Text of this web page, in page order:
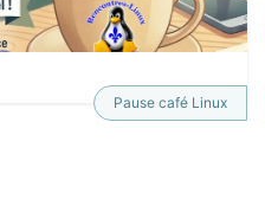
Pause café Linux